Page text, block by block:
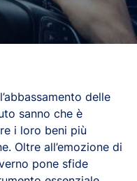
delle
sanno che è
i loro beni più
Oltre all’emozione di
pone sfide